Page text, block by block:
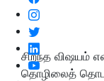
சிறந்த விஷயம்
தொழிலைத்